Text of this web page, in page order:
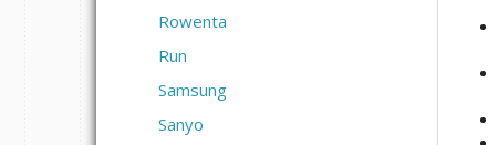
Rowenta
Run
Samsung
Sanyo